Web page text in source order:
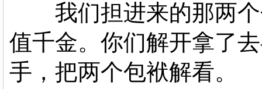
我们担进来的那两个
值千金。你们解开拿了
手，把两个包袱解看。